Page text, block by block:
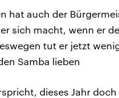
hat auch der
sich macht, wenn er
tut er jetzt
Samba lieben
dieses Jahr doch